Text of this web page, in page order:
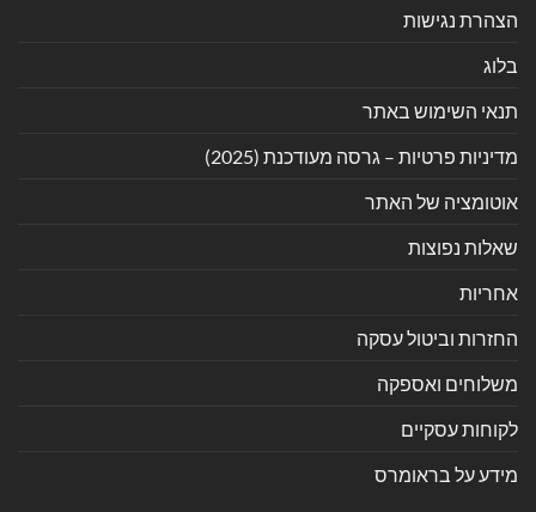
הצהרת נגישות
בלוג
תנאי השימוש באתר
מדיניות פרטיות – גרסה מעודכנת (2025)
אוטומציה של האתר
שאלות נפוצות
אחריות
החזרות וביטול עסקה
משלוחים ואספקה
לקוחות עסקיים
מידע על בראומרס